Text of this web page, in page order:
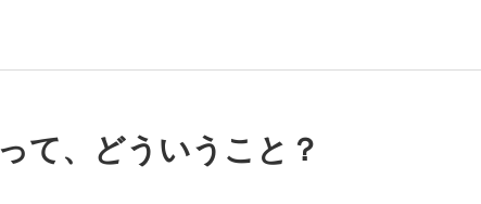
て、どういうこと？